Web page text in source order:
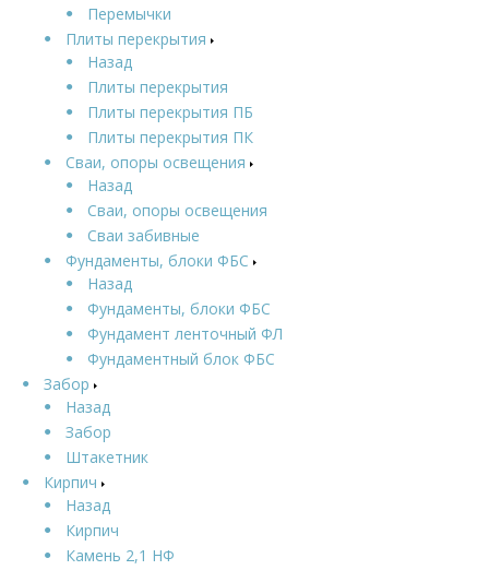
Перемычки
Плиты перекрытия
Назад
Плиты перекрытия
Плиты перекрытия ПБ
Плиты перекрытия ПК
Сваи, опоры освещения
Назад
Сваи, опоры освещения
Сваи забивные
Фундаменты, блоки ФБС
Назад
Фундаменты, блоки ФБС
Фундамент ленточный ФЛ
Фундаментный блок ФБС
Забор
Назад
Забор
Штакетник
Кирпич
Назад
Кирпич
Камень 2,1 НФ